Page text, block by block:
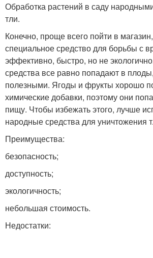
Обработка растений в саду
тли.
Конечно, проще всего пойти в
специальное средство для борьбы с
эффективно, быстро, но не
средства все равно попадают в
полезными. Ягоды и фрукты хорошо
химические добавки, поэтому они
пищу. Чтобы избежать этого, лучше
народные средства для уничтожения
Преимущества:
безопасность;
доступность;
экологичность;
небольшая стоимость.
Недостатки: